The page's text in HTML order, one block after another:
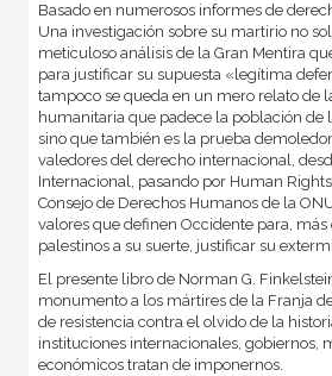
Basado en numerosos informes de
Una investigación sobre su martirio no
meticuloso análisis de la Gran Mentira
para justificar su supuesta «legítima
tampoco se queda en un mero relato de
humanitaria que padece la población de
sino que también es la prueba
valedores del derecho internacional,
Internacional, pasando por Human
Consejo de Derechos Humanos de la
valores que definen Occidente para,
palestinos a su suerte, justificar su
El presente libro de Norman G.
monumento a los mártires de la Franja
de resistencia contra el olvido de la
instituciones internacionales, gobiernos,
económicos tratan de imponernos.